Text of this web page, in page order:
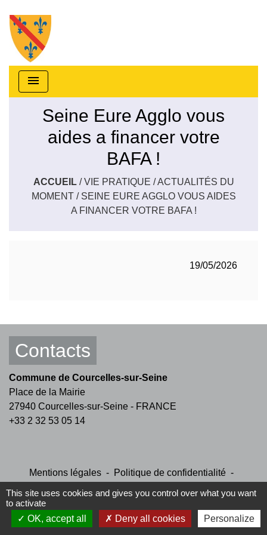
menu
Seine Eure Agglo vous
aides a financer votre
BAFA !
ACCUEIL/VIE PRATIQUE /ACTUALITÉS DU
MOMENT/ SEINE EURE AGGLO VOUS AIDES
A FINANCER VOTRE BAFA !
19/05/2026
Contacts
Commune de Courcelles-sur-Seine
Place de la Mairie
27940 Courcelles-sur-Seine - FRANCE
+33 2 32 53 05 14
Mentions légales - Politique de confidentialité -
Site créé en partenariat avec Réseau des Communes
This site uses cookies and gives you control over what you want
to activate
OK, accept all
Deny all cookies Personalize